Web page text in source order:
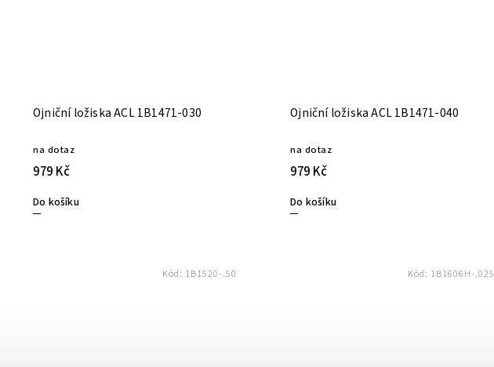
Ojniční ložiska ACL 1B1471-030
na dotaz
979 Kč
Do košíku
Ojniční ložiska ACL 1B1471-040
na dotaz
979 Kč
Do košíku
Kód: 1B1520-.50 Kód: 1B1606H-.025